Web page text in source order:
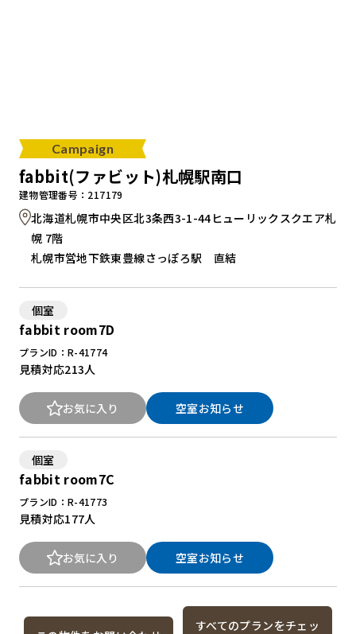
Campaign
fabbit(ファビット)札幌駅南口
建物管理番号：217179
北海道札幌市中央区北3条西3-1-44ヒューリックスクエア札
幌 7階
札幌市営地下鉄東豊線さっぽろ駅 直結
個室
fabbit room7D
プランID：R-41774
見積対応213人
お気に入り 空室お知らせ
個室
fabbit room7C
プランID：R-41773
見積対応177人
お気に入り 空室お知らせ
すべてのプランをチェッ